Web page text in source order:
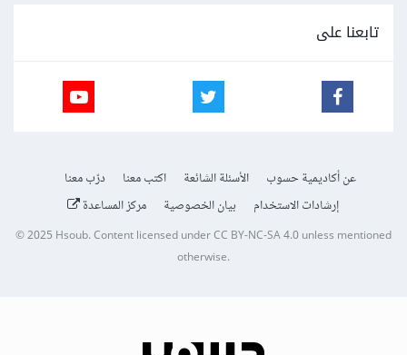
تابعنا على
عن أكاديمية حسوب الأسئلة الشائعة اكتب معنا
درّب معنا
إرشادات الاستخدام
بيان الخصوصية مركز المساعدة
© 2025Hsoub.Content licensed underCC BY-NC-SA 4.0unless mentioned
otherwise.